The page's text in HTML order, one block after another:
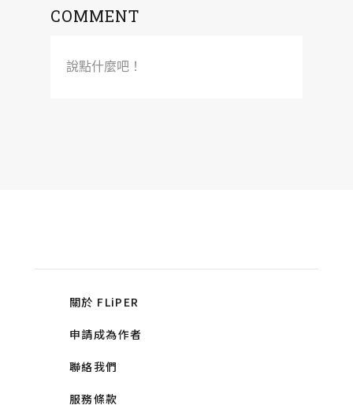
COMMENT
說點什麼吧！
關於 FLiPER
申請成為作者
聯絡我們
服務條款